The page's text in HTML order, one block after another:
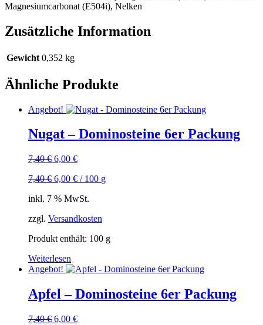
Magnesiumcarbonat (E504i), Nelken
Zusätzliche Information
Gewicht 0,352 kg
Ähnliche Produkte
Angebot!
Nugat – Dominosteine 6er Packung
7,40€ Ursprünglicher
war:
6,00 €Aktueller
ist:
7,40€ 6,00 € / 100 g
inkl. 7 % MwSt.
zzgl. Versandkosten
Produkt enthält: 100 g
Weiterlesen
Angebot!
Apfel – Dominosteine 6er Packung
7,40€ Ursprünglicher
6,00 €Aktueller